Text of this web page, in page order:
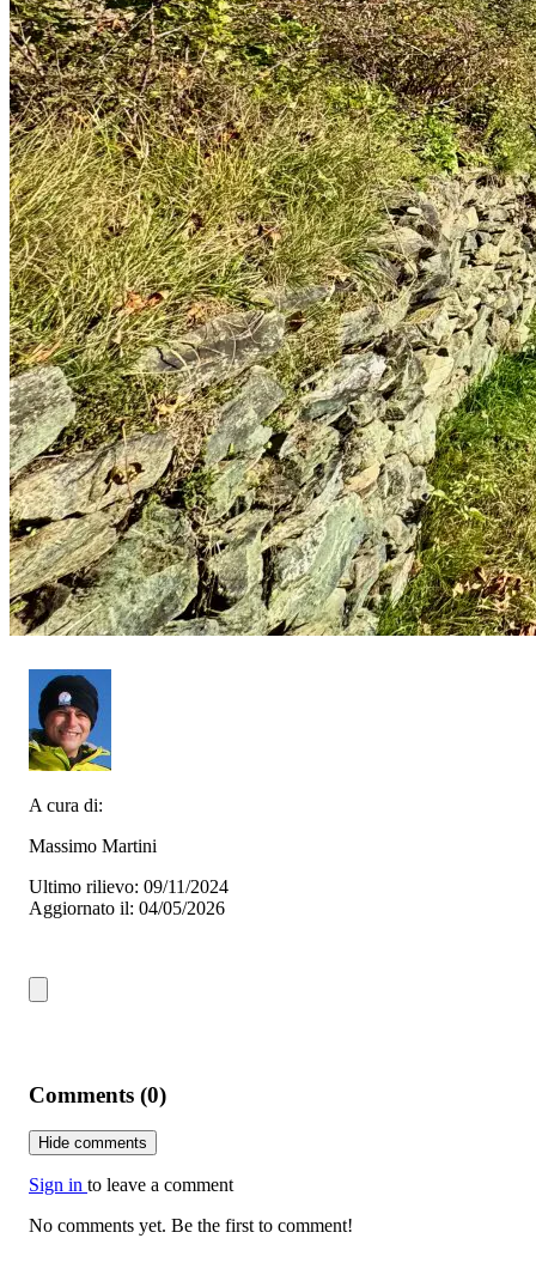
A cura di:
Massimo Martini
Ultimo rilievo: 09/11/2024
Aggiornato il: 04/05/2026
Comments (0)
Hide comments
Sign in to leave a comment
No comments yet. Be the first to comment!